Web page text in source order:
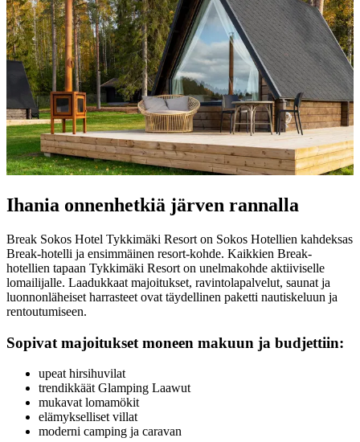
Ihania onnenhetkiä järven rannalla
Break Sokos Hotel Tykkimäki Resort on Sokos Hotellien kahdeksas
Break-hotelli ja ensimmäinen resort-kohde. Kaikkien Break-
hotellien tapaan Tykkimäki Resort on unelmakohde aktiiviselle
lomailijalle. Laadukkaat majoitukset, ravintolapalvelut, saunat ja
luonnonläheiset harrasteet ovat täydellinen paketti nautiskeluun ja
rentoutumiseen.
Sopivat majoitukset moneen makuun ja budjettiin:
upeat hirsihuvilat
trendikkäät Glamping Laawut
mukavat lomamökit
elämykselliset villat
moderni camping ja caravan